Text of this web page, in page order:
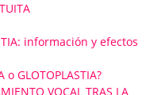
información y efectos
o GLOTOPLASTIA?
VOCAL TRAS LA